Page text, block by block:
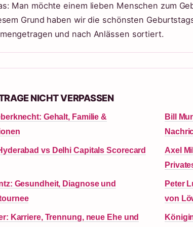
Man möchte einem lieben Menschen zum
Grund haben wir die schönsten
und nach Anlässen sortiert.
NICHT VERPASSEN
Gehalt, Familie &
Bill
vs Delhi Capitals Scorecard
Axel
Gesundheit, Diagnose und
Peter
von
Karriere, Trennung, neue Ehe und